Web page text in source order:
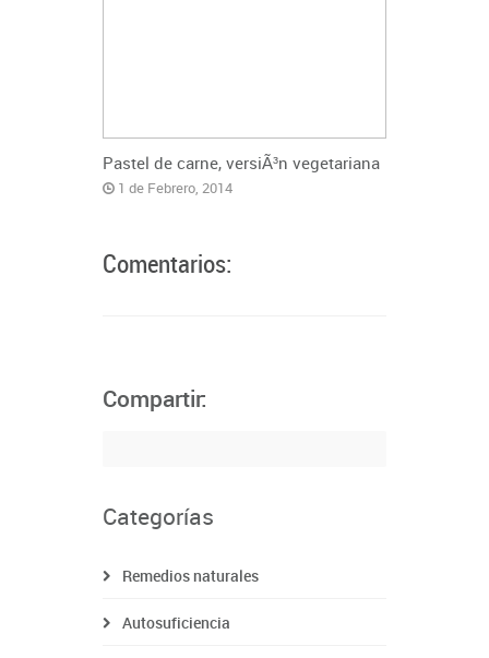
Pastel de carne, versiÃ³n vegetariana
1 de Febrero, 2014
Comentarios:
Compartir:
Categorías
Remedios naturales
Autosuficiencia